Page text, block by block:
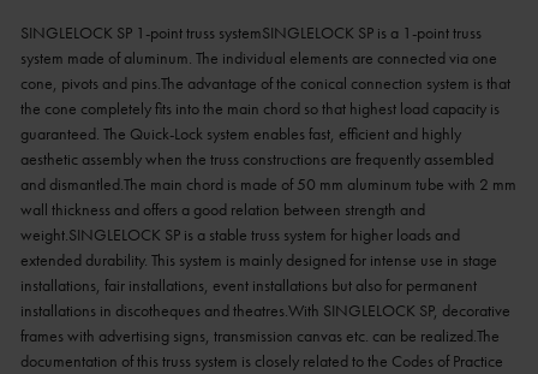
SINGLELOCK SP 1-point truss systemSINGLELOCK SP is a 1-point truss
system made of aluminum. The individual elements are connected via one
cone, pivots and pins.The advantage of the conical connection system is that
the cone completely fits into the main chord so that highest load capacity is
guaranteed. The Quick-Lock system enables fast, efficient and highly
aesthetic assembly when the truss constructions are frequently assembled
and dismantled.The main chord is made of 50 mm aluminum tube with 2 mm
wall thickness and offers a good relation between strength and
weight.SINGLELOCK SP is a stable truss system for higher loads and
extended durability. This system is mainly designed for intense use in stage
installations, fair installations, event installations but also for permanent
installations in discotheques and theatres.With SINGLELOCK SP, decorative
frames with advertising signs, transmission canvas etc. can be realized.The
documentation of this truss system is closely related to the Codes of Practice